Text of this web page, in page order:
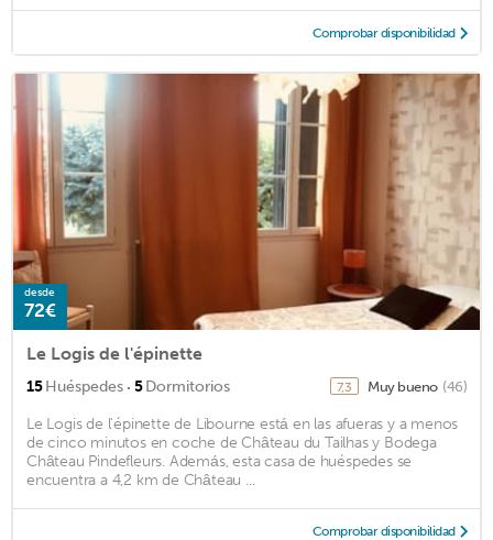
Comprobar disponibilidad
desde
72€
Le Logis de l'épinette
15Huéspedes · 5Dormitorios 7,3 Muy bueno (46)
Le Logis de l'épinette de Libourne está en las afueras y a menos
de cinco minutos en coche de Château du Tailhas y Bodega
Château Pindefleurs. Además, esta casa de huéspedes se
encuentra a 4,2 km de Château ...
Comprobar disponibilidad